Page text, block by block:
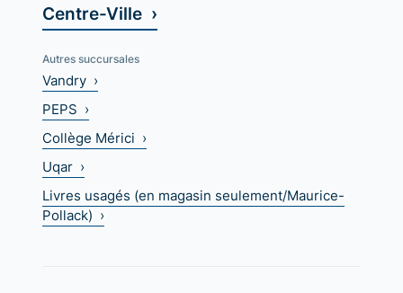
Centre-Ville ›
Autres succursales
Vandry ›
PEPS ›
Collège Mérici ›
Uqar ›
Livres usagés (en magasin seulement/Maurice-
Pollack) ›